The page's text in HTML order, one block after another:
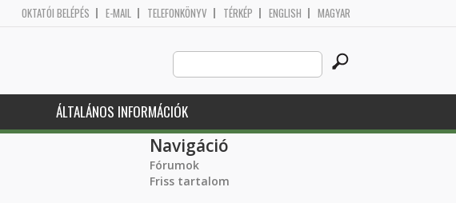
OKTATÓI BELÉPÉS E-MAIL TELEFONKÖNYV TÉRKÉP ENGLISH MAGYAR
Search
this
site
ÁLTALÁNOS INFORMÁCIÓK
Navigáció
Fórumok
Friss tartalom